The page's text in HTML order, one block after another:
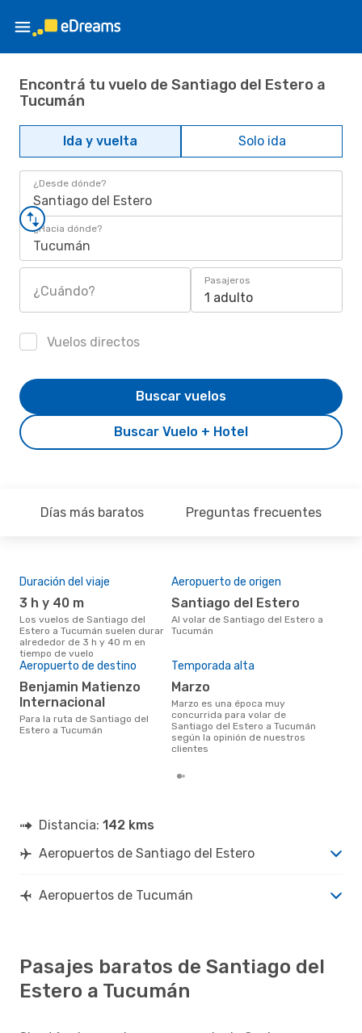
Encontrá tu vuelo de Santiago del Estero a
Tucumán
Ida y vuelta Solo ida
¿Desde dónde?
Santiago del Estero
¿Hacia dónde?
Tucumán
¿Cuándo?
Pasajeros
1 adulto
Vuelos directos
Buscar Vuelo + Hotel
Buscar vuelos
Días más baratos Preguntas frecuentes
Duración del viaje
3 h y 40 m
Los vuelos de Santiago del
Estero a Tucumán suelen durar
alrededor de 3 h y 40 m en
tiempo de vuelo
Aeropuerto de origen
Santiago del Estero
Al volar de Santiago del Estero a
Tucumán
Aeropuerto de destino
Benjamin Matienzo
Internacional
Para la ruta de Santiago del
Estero a Tucumán
Temporada alta
marzo
marzo es una época muy
concurrida para volar de
Santiago del Estero a Tucumán
según la opinión de nuestros
clientes
Distancia: 142 kms
Aeropuertos de Santiago del Estero
Aeropuertos de Tucumán
Pasajes baratos de Santiago del
Estero a Tucumán